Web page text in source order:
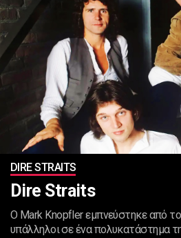
DIRE STRAITS
Dire Straits
Ο Mark Knopfler εμπνεύστηκε από
υπάλληλοι σε ένα πολυκατάστημα